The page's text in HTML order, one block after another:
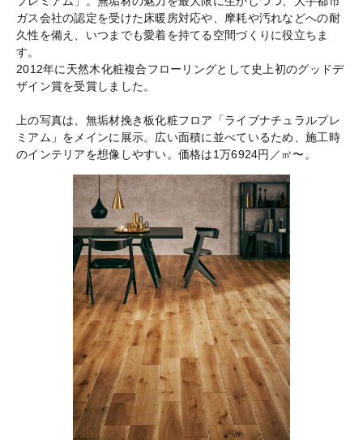
ガス会社の認定を受けた床暖房対応や、摩耗や汚れなどへの耐
久性を備え、いつまでも愛着を持てる空間づくりに役立ちま
す。
2012年に天然木化粧複合フローリングとして史上初のグッドデ
ザイン賞を受賞しました。
上の写真は、無垢材挽き板化粧フロア「ライブナチュラルプレ
ミアム」をメインに展示。広い面積に並べているため、施工時
のインテリアを想像しやすい。価格は1万6924円／㎡〜。